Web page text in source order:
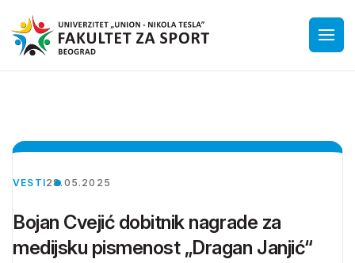
VESTI28.05.2025
Bojan Cvejić dobitnik nagrade za
medijsku pismenost „Dragan Janjić“